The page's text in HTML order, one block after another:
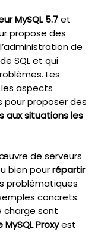
MySQL 5.7et
propose des
de
SQL et qui
Les
aspects
proposer des
aux situations les
de serveurs
bien pourrépartir
problématiques
concrets.
charge sont
Proxyest